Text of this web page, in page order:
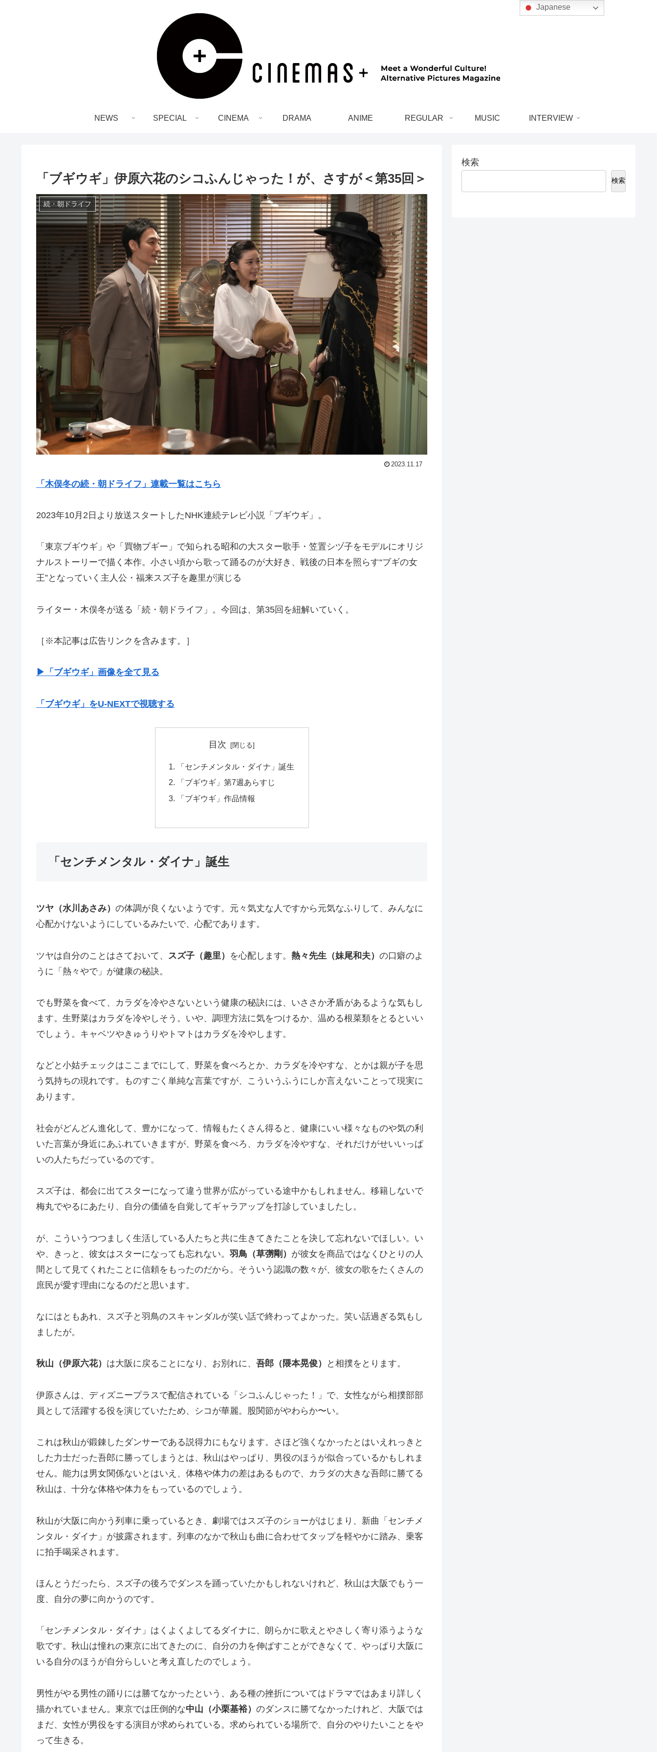
NEWS SPECIAL CINEMA DRAMA ANIME REGULAR MUSIC INTERVIEW
「ブギウギ」伊原六花のシコふんじゃった！が、さすが＜第35回＞
続・朝ドライフ
2023.11.17
「木俣冬の続・朝ドライフ」連載一覧はこちら
2023年10月2日より放送スタートしたNHK連続テレビ小説「ブギウギ」。
「東京ブギウギ」や「買物ブギー」で知られる昭和の大スター歌手・笠置シヅ子をモデルにオリジ
ナルストーリーで描く本作。小さい頃から歌って踊るのが大好き、戦後の日本を照らす“ブギの女
王”となっていく主人公・福来スズ子を趣里が演じる
ライター・木俣冬が送る「続・朝ドライフ」。今回は、第35回を紐解いていく。
［※本記事は広告リンクを含みます。］
▶︎「ブギウギ」画像を全て見る
「ブギウギ」をU-NEXTで視聴する
目次
「センチメンタル・ダイナ」誕生
「ブギウギ」第7週あらすじ
「ブギウギ」作品情報
「センチメンタル・ダイナ」誕生
ツヤ（水川あさみ） の体調が良くないようです。元々気丈な人ですから元気なふりして、みんなに
心配かけないようにしているみたいで、心配であります。
ツヤは自分のことはさておいて、 スズ子（趣里） を心配します。 熱々先生（妹尾和夫） の口癖のよ
うに「熱々やで」が健康の秘訣。
でも野菜を食べて、カラダを冷やさないという健康の秘訣には、いささか矛盾があるような気もし
ます。生野菜はカラダを冷やしそう。いや、調理方法に気をつけるか、温める根菜類をとるといい
でしょう。キャベツやきゅうりやトマトはカラダを冷やします。
などと小姑チェックはここまでにして、野菜を食べろとか、カラダを冷やすな、とかは親が子を思
う気持ちの現れです。ものすごく単純な言葉ですが、こういうふうにしか言えないことって現実に
あります。
社会がどんどん進化して、豊かになって、情報もたくさん得ると、健康にいい様々なものや気の利
いた言葉が身近にあふれていきますが、野菜を食べろ、カラダを冷やすな、それだけがせいいっぱ
いの人たちだっているのです。
スズ子は、都会に出てスターになって違う世界が広がっている途中かもしれません。移籍しないで
梅丸でやるにあたり、自分の価値を自覚してギャラアップを打診していましたし。
が、こういうつつましく生活している人たちと共に生きてきたことを決して忘れないでほしい。い
や、きっと、彼女はスターになっても忘れない。 羽鳥（草彅剛） が彼女を商品ではなくひとりの人
間として見てくれたことに信頼をもったのだから。そういう認識の数々が、彼女の歌をたくさんの
庶民が愛す理由になるのだと思います。
なにはともあれ、スズ子と羽鳥のスキャンダルが笑い話で終わってよかった。笑い話過ぎる気もし
ましたが。
秋山（伊原六花） は大阪に戻ることになり、お別れに、 吾郎（隈本晃俊） と相撲をとります。
伊原さんは、ディズニープラスで配信されている「シコふんじゃった！」で、女性ながら相撲部部
員として活躍する役を演じていたため、シコが華麗。股関節がやわらか〜い。
これは秋山が鍛錬したダンサーである説得力にもなります。さほど強くなかったとはいえれっきと
した力士だった吾郎に勝ってしまうとは、秋山はやっぱり、男役のほうが似合っているかもしれま
せん。能力は男女関係ないとはいえ、体格や体力の差はあるもので、カラダの大きな吾郎に勝てる
秋山は、十分な体格や体力をもっているのでしょう。
秋山が大阪に向かう列車に乗っているとき、劇場ではスズ子のショーがはじまり、新曲「センチメ
ンタル・ダイナ」が披露されます。列車のなかで秋山も曲に合わせてタップを軽やかに踏み、乗客
に拍手喝采されます。
ほんとうだったら、スズ子の後ろでダンスを踊っていたかもしれないけれど、秋山は大阪でもう一
度、自分の夢に向かうのです。
「センチメンタル・ダイナ」はくよくよしてるダイナに、朗らかに歌えとやさしく寄り添うような
歌です。秋山は憧れの東京に出てきたのに、自分の力を伸ばすことができなくて、やっぱり大阪に
いる自分のほうが自分らしいと考え直したのでしょう。
男性がやる男性の踊りには勝てなかったという、ある種の挫折についてはドラマではあまり詳しく
描かれていません。東京では圧倒的な中山（小栗基裕） のダンスに勝てなかったけれど、大阪では
まだ、女性が男役をする演目が求められている。求められている場所で、自分のやりたいことをや
って生きる。
検索
検索
Japanese